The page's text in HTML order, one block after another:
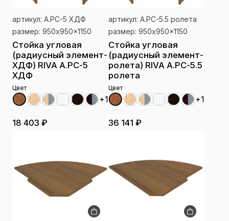
артикул: А.РС-5 ХДФ
размер: 950x950x1150
Стойка угловая
(радиусный элемент-
ХДФ) RIVA А.РС-5
ХДФ
Цвет
+1
18 403 ₽
артикул: А.РС-5.5 ролета
размер: 950x950x1150
Стойка угловая
(радиусный элемент-
ролета) RIVA А.РС-5.5
ролета
Цвет
+1
36 141 ₽